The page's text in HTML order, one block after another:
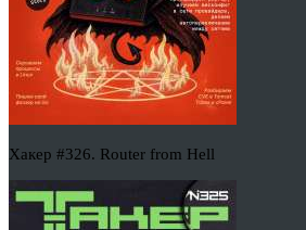
Хакер #326. Router from Hell